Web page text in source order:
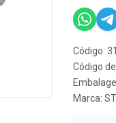
Código:
Código
Marca: